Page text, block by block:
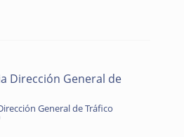
Dirección General de
General de Tráfico